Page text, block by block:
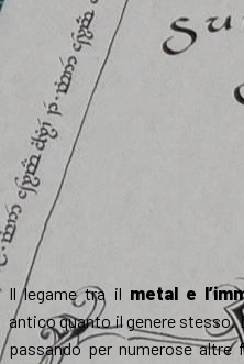
Il legame tra il metal e
antico quanto il genere stesso.
passando per numerose altre